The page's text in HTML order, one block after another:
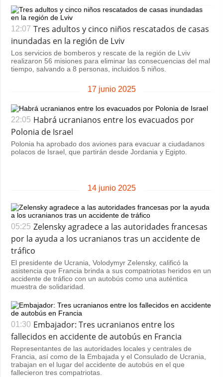
12:07 Tres adultos y cinco niños rescatados de casas
inundadas en la región de Lviv
Los servicios de bomberos y rescate de la región de Lviv
realizaron 56 misiones para eliminar las consecuencias del mal
tiempo, salvando a 8 personas, incluidos 5 niños.
17 junio 2025
22:05 Habrá ucranianos entre los evacuados por
Polonia de Israel
Polonia ha aprobado dos aviones para evacuar a ciudadanos
polacos de Israel, que partirán desde Jordania y Egipto.
14 junio 2025
05:25 Zelensky agradece a las autoridades francesas
por la ayuda a los ucranianos tras un accidente de
tráfico
El presidente de Ucrania, Volodymyr Zelensky, calificó la
asistencia que Francia brinda a sus compatriotas heridos en un
accidente de tráfico con un autobús como una auténtica
muestra de solidaridad.
01:30 Embajador: Tres ucranianos entre los
fallecidos en accidente de autobús en Francia
Representantes de las autoridades locales y centrales de
Francia, así como de la Embajada y el Consulado de Ucrania,
trabajan en el lugar del accidente de autobús en el que
fallecieron tres compatriotas.